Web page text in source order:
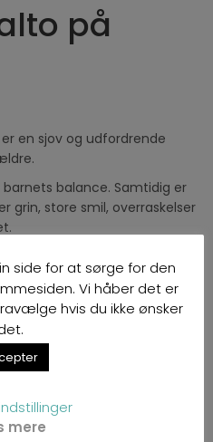
på
en sjov og udfordrende
balance. Samtidig er
grin, store smil, overraskelser
foran op af dine ben
og om på bryst siden af
rundt om barnets
baglæns kolbøtte.
i armene over dit hoved
side for at sørge for den
Vi håber det er
hvis du ikke ønsker
mere